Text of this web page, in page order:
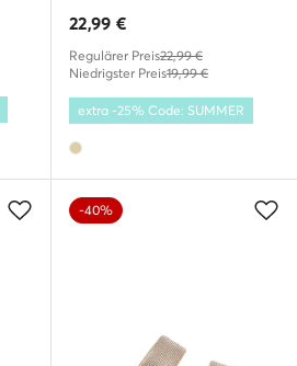
22,99 €
Regulärer Preis22,99 €
Niedrigster Preis19,99 €
extra -25% Code: SUMMER
-40%